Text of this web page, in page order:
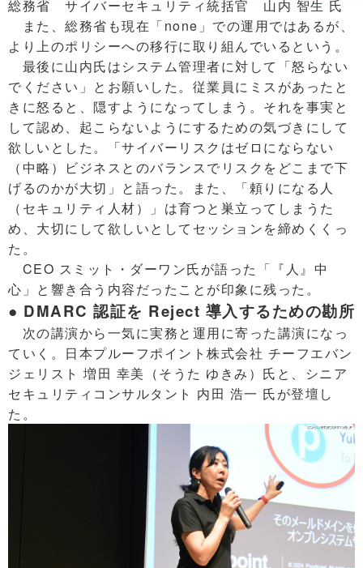
総務省 サイバーセキュリティ統括官 山内 智生 氏
また、総務省も現在「none」での運用ではあるが、
より上のポリシーへの移行に取り組んでいるという。
最後に山内氏はシステム管理者に対して「怒らない
でください」とお願いした。従業員にミスがあったと
きに怒ると、隠すようになってしまう。それを事実と
して認め、起こらないようにするための気づきにして
欲しいとした。「サイバーリスクはゼロにならない
（中略）ビジネスとのバランスでリスクをどこまで下
げるのかが大切」と語った。また、「頼りになる人
（セキュリティ人材）」は育つと巣立ってしまうた
め、大切にして欲しいとしてセッションを締めくくっ
た。
CEO スミット・ダーワン氏が語った「『人』中
心」と響き合う内容だったことが印象に残った。
● DMARC 認証を Reject 導入するための勘所
次の講演から一気に実務と運用に寄った講演になっ
ていく。日本プルーフポイント株式会社 チーフエバン
ジェリスト 増田 幸美（そうた ゆきみ）氏と、シニア
セキュリティコンサルタント 内田 浩一 氏が登壇し
た。